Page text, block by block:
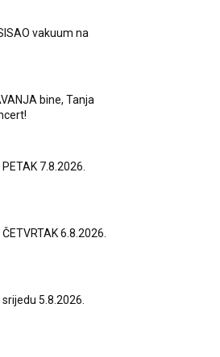
vakuum na
bine, Tanja
7.8.2026.
6.8.2026.
5.8.2026.